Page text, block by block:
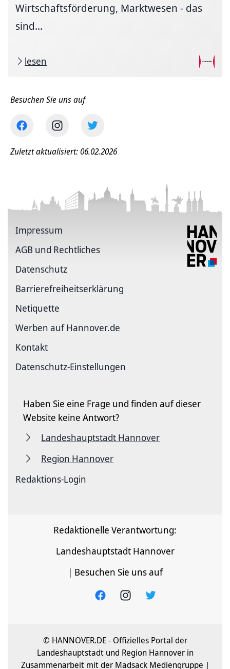
Wirtschaftsförderung, Marktwesen - das
sind...
lesen
Besuchen Sie uns auf
Zuletzt aktualisiert: 06.02.2026
Impressum
AGB und Rechtliches
Datenschutz
Barriere­freiheits­erklärung
Netiquette
Werben auf Hannover.de
Kontakt
Datenschutz-Einstellungen
Haben Sie eine Frage und finden auf dieser
Website keine Antwort?
Landeshauptstadt Hannover
Region Hannover
Redaktions-Login
Redaktionelle Verantwortung:
Landeshauptstadt Hannover
| Besuchen Sie uns auf
© HANNOVER.DE - Offizielles Portal der
Landeshauptstadt und Region Hannover in
Zusammenarbeit mit der Madsack Mediengruppe |